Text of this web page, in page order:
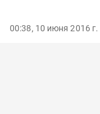
00:38, 10 июня 2016 г.